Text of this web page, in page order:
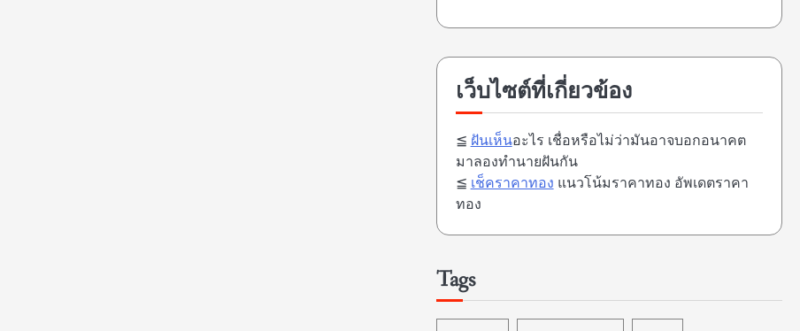
เว็บไซต์ที่เกี่ยวข้อง
≦ ฝันเห็นอะไร เชื่อหรือไม่ว่ามันอาจบอกอนาคต
มาลองทำนายฝันกัน
≦ เช็คราคาทอง แนวโน้มราคาทอง อัพเดตราคา
ทอง
Tags